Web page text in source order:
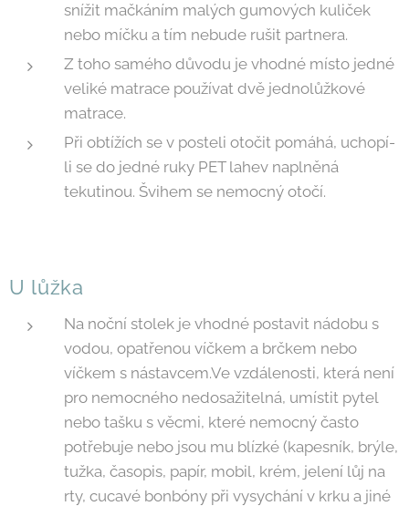
snížit mačkáním malých gumových kuliček
nebo míčku a tím nebude rušit partnera.
Z toho samého důvodu je vhodné místo jedné
veliké matrace používat dvě jednolůžkové
matrace.
Při obtížích se v posteli otočit pomáhá, uchopí-
li se do jedné ruky PET lahev naplněná
tekutinou. Švihem se nemocný otočí.
U lůžka
Na noční stolek je vhodné postavit nádobu s
vodou, opatřenou víčkem a brčkem nebo
víčkem s nástavcem.Ve vzdálenosti, která není
pro nemocného nedosažitelná, umístit pytel
nebo tašku s věcmi, které nemocný často
potřebuje nebo jsou mu blízké (kapesník, brýle,
tužka, časopis, papír, mobil, krém, jelení lůj na
rty, cucavé bonbóny při vysychání v krku a jiné